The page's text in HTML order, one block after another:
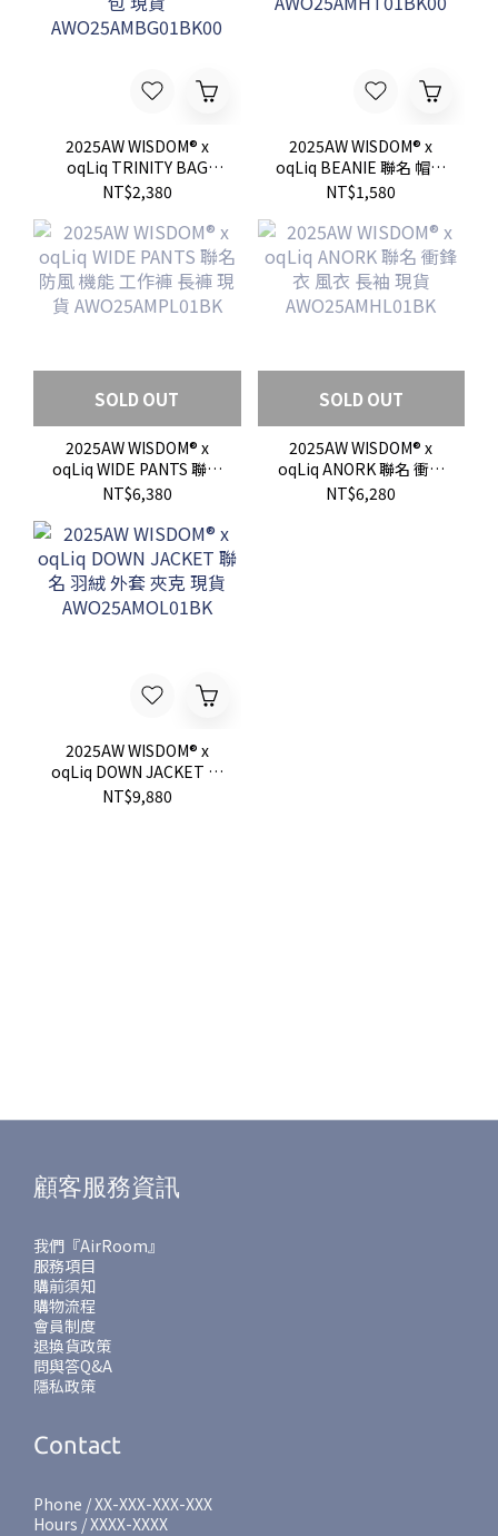
2025AW WISDOM® x
oqLiq TRINITY BAG
BELT 聯名 證件 側背 零
錢包 現貨
AWO25AMBG01BK00
NT$2,380
2025AW WISDOM® x
oqLiq BEANIE 聯名 帽子
毛帽 現貨
AWO25AMHT01BK00
NT$1,580
SOLD OUT
2025AW WISDOM® x
oqLiq WIDE PANTS 聯名
防風 機能 工作褲 長褲 現
NT$6,380
SOLD OUT
2025AW WISDOM® x
oqLiq ANORK 聯名 衝鋒
衣 風衣 長袖 現貨
NT$6,280
2025AW WISDOM® x
oqLiq DOWN JACKET 聯
名 羽絨 外套 夾克 現貨
AWO25AMOL01BK
NT$9,880
顧客服務資訊
我們『AirRoom』
服務項目
購前須知
購物流程
會員制度
退換貨政策
問與答Q&A
隱私政策
Contact
Phone / XX-XXX-XXX-XXX
Hours / XXXX-XXXX